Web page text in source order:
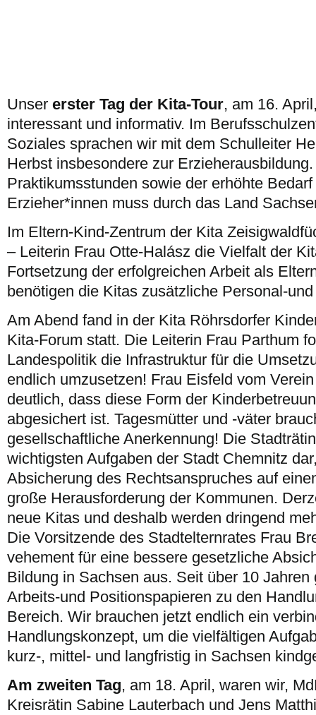
Unser erster Tag der Kita-Tour, am 16.
interessant und informativ. Im
Soziales sprachen wir mit dem Schulleiter
Herbst insbesondere zur
Praktikumsstunden sowie der erhöhte
Erzieher*innen muss durch das Land
Im Eltern-Kind-Zentrum der Kita
– Leiterin Frau Otte-Halász die Vielfalt der
Fortsetzung der erfolgreichen Arbeit als
benötigen die Kitas zusätzliche Personal-
Am Abend fand in der Kita Röhrsdorfer
Kita-Forum statt. Die Leiterin Frau Parthum
Landespolitik die Infrastruktur für die
endlich umzusetzen! Frau Eisfeld vom
deutlich, dass diese Form der
abgesichert ist. Tagesmütter und -väter
gesellschaftliche Anerkennung! Die
wichtigsten Aufgaben der Stadt Chemnitz
Absicherung des Rechtsanspruches auf
große Herausforderung der Kommunen.
neue Kitas und deshalb werden dringend
Die Vorsitzende des Stadtelternrates Frau
vehement für eine bessere gesetzliche
Bildung in Sachsen aus. Seit über 10
Arbeits-und Positionspapieren zu den
Bereich. Wir brauchen jetzt endlich ein
Handlungskonzept, um die vielfältigen
kurz-, mittel- und langfristig in Sachsen
Am zweiten Tag, am 18. April, waren wir,
Kreisrätin Sabine Lauterbach und Jens